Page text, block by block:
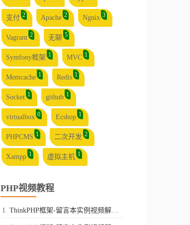
支付 2 Apache 2 Ngnix 3
Vagrant 2 无聊 5
Symfony框架 1 MVC 1
Memcache 1 Redis 1
Socket 1 github 1
virtualbox 0 Ecshop 1
PHPCMS 1 二次开发 2
Xampp 1 虚拟主机 1
PHP视频教程
ThinkPHP框架-留言本实例视频解析-第一讲